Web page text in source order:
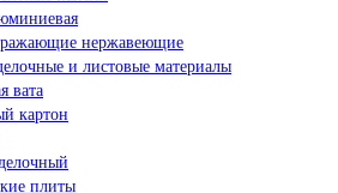
нержавеющие
и листовые материалы
вата
картон
плиты